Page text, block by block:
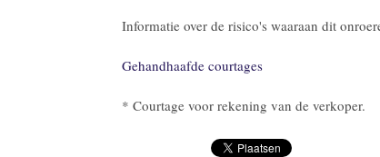
Informatie over de risico's waaraan dit
Gehandhaafde courtages
* Courtage voor rekening van de verkoper.